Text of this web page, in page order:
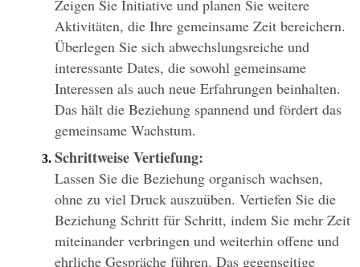
Zeigen Sie Initiative und planen Sie weitere
Aktivitäten, die Ihre gemeinsame Zeit bereichern.
Überlegen Sie sich abwechslungsreiche und
interessante Dates, die sowohl gemeinsame
Interessen als auch neue Erfahrungen beinhalten.
Das hält die Beziehung spannend und fördert das
gemeinsame Wachstum.
Schrittweise Vertiefung:
Lassen Sie die Beziehung organisch wachsen,
ohne zu viel Druck auszuüben. Vertiefen Sie die
Beziehung Schritt für Schritt, indem Sie mehr Zeit
miteinander verbringen und weiterhin offene und
ehrliche Gespräche führen. Das gegenseitige